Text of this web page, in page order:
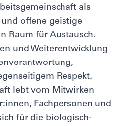
als
offene geistige
Raum für Austausch,
und Weiterentwicklung
Respekt.
lebt vom Mitwirken
Fachpersonen und
für die biologisch-